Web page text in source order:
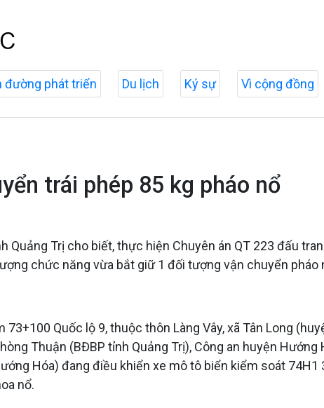
đường phát triển Du lịch Ký sự Vì cộng đồng
trái phép 85 kg pháo nổ
Quảng Trị cho biết, thực hiện Chuyên án QT 223 đấu
chức năng vừa bắt giữ 1 đối tượng vận chuyển pháo
73+100 Quốc lộ 9, thuộc thôn Làng Vây, xã Tân Long
Thuận (BĐBP tỉnh Quảng Trị), Công an huyện
Hóa) đang điều khiển xe mô tô biển kiểm soát
nổ.